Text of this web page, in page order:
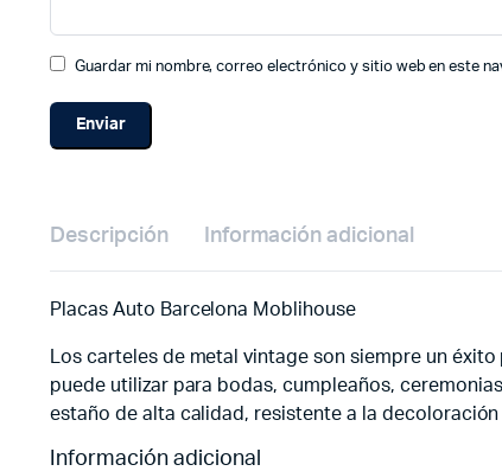
Guardar mi nombre, correo electrónico y sitio web en este
Descripción Información adicional
Placas Auto Barcelona Moblihouse
Los carteles de metal vintage son siempre un
puede utilizar para bodas, cumpleaños,
estaño de alta calidad, resistente a la decoloración
Información adicional